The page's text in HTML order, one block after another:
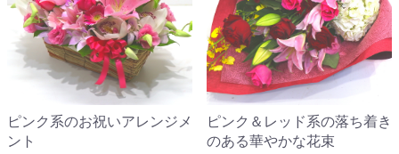
ピンク系のお祝いアレンジメ
ント
ピンク＆レッド系の落ち着き
のある華やかな花束